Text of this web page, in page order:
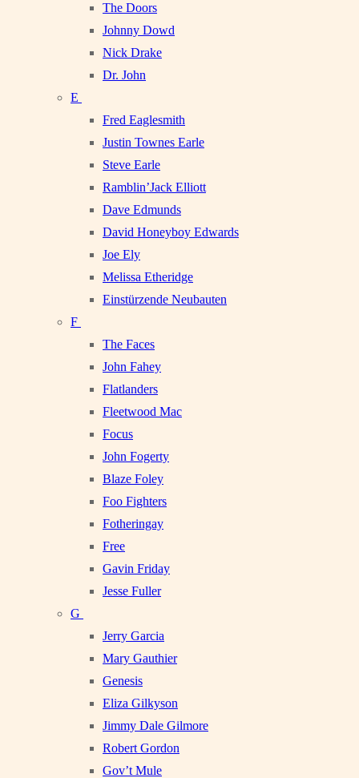
The Doors
Johnny Dowd
Nick Drake
Dr. John
E
Fred Eaglesmith
Justin Townes Earle
Steve Earle
Ramblin’Jack Elliott
Dave Edmunds
David Honeyboy Edwards
Joe Ely
Melissa Etheridge
Einstürzende Neubauten
F
The Faces
John Fahey
Flatlanders
Fleetwood Mac
Focus
John Fogerty
Blaze Foley
Foo Fighters
Fotheringay
Free
Gavin Friday
Jesse Fuller
G
Jerry Garcia
Mary Gauthier
Genesis
Eliza Gilkyson
Jimmy Dale Gilmore
Robert Gordon
Gov’t Mule